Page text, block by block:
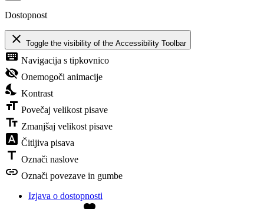
Dostopnost
close Toggle the visibility of the Accessibility Toolbar
keyboard Navigacija s tipkovnico
visibility_off Onemogoči animacije
nights_stay Kontrast
format_size Povečaj velikost pisave
text_fields Zmanjšaj velikost pisave
font_download Čitljiva pisava
title Označi naslove
link Označi povezave in gumbe
Izjava o dostopnosti